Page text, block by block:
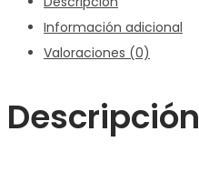
Información adicional
Valoraciones (0)
Descripción